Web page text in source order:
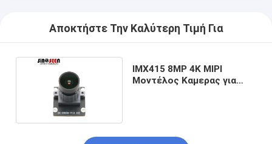
Αποκτήστε Την Καλύτερη Τιμή Για
IMX415 8MP 4K MIPI
Μοντέλος Καμερας για